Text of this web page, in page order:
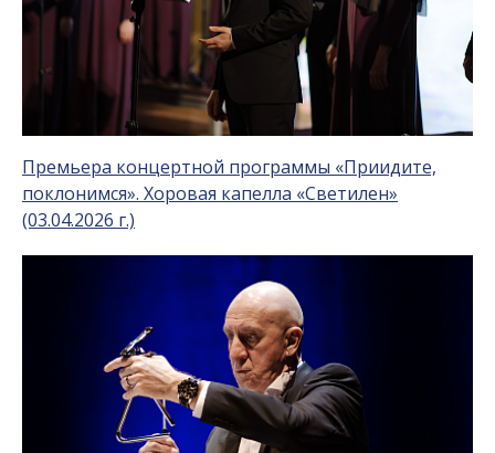
Премьера концертной программы «Приидите,
поклонимся». Хоровая капелла «Светилен»
(03.04.2026 г.)